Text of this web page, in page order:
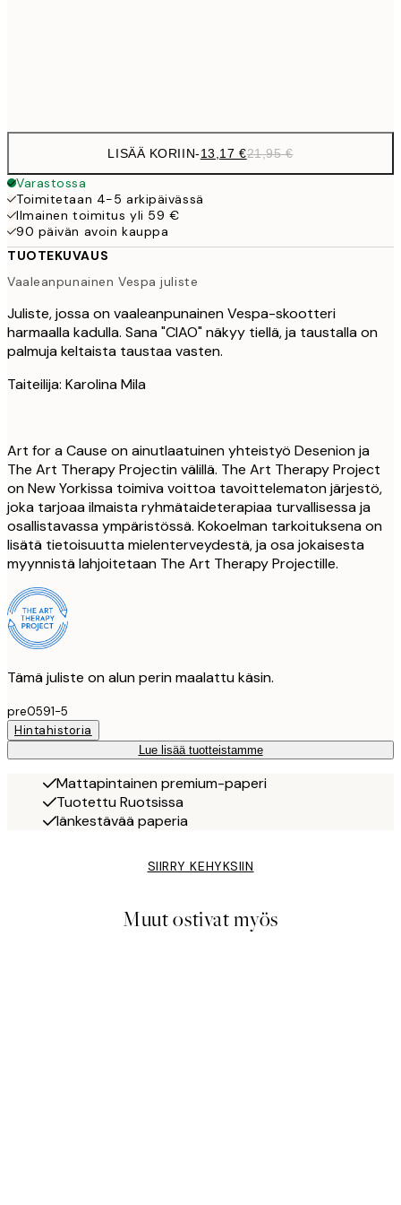
LISÄÄ KORIIN-13,17 €21,95 €
Varastossa
Toimitetaan 4-5 arkipäivässä
Ilmainen toimitus yli 59 €
90 päivän avoin kauppa
TUOTEKUVAUS
Vaaleanpunainen Vespa juliste
Juliste, jossa on vaaleanpunainen Vespa-skootteri
harmaalla kadulla. Sana "CIAO" näkyy tiellä, ja taustalla on
palmuja keltaista taustaa vasten.
Taiteilija: Karolina Mila
Art for a Cause on ainutlaatuinen yhteistyö Desenion ja
The Art Therapy Projectin välillä. The Art Therapy Project
on New Yorkissa toimiva voittoa tavoittelematon järjestö,
joka tarjoaa ilmaista ryhmätaideterapiaa turvallisessa ja
osallistavassa ympäristössä. Kokoelman tarkoituksena on
lisätä tietoisuutta mielenterveydestä, ja osa jokaisesta
myynnistä lahjoitetaan The Art Therapy Projectille.
Tämä juliste on alun perin maalattu käsin.
pre0591-5
Hintahistoria
Lue lisää tuotteistamme
Mattapintainen premium-paperi
Tuotettu Ruotsissa
Iänkestävää paperia
SIIRRY KEHYKSIIN
Muut ostivat myös